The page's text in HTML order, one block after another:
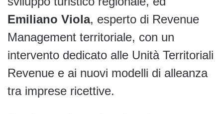
Emiliano Viola, esperto di Revenue
Management territoriale, con un
intervento dedicato alle Unità Territoriali
Revenue e ai nuovi modelli di alleanza
tra imprese ricettive.